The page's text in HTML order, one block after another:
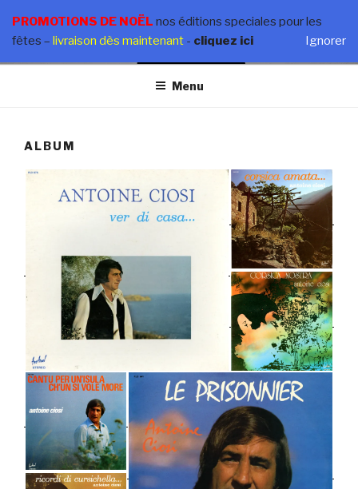
contenu
principal
ANTOINE CIOSI
Nouvel Album – Babbu è Figliolu – En vente dès maintenant
Menu
ALBUM
PROMOTIONS DE NOËL nos éditions speciales pour les
fêtes – livraison dès maintenant - cliquez ici Ignorer